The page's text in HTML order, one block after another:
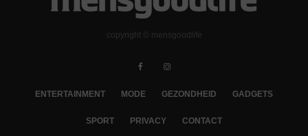
copyright © mensgoodlife
ENTERTAINMENT MODE GEZONDHEID GADGETS
SPORT PRIVACY CONTACT